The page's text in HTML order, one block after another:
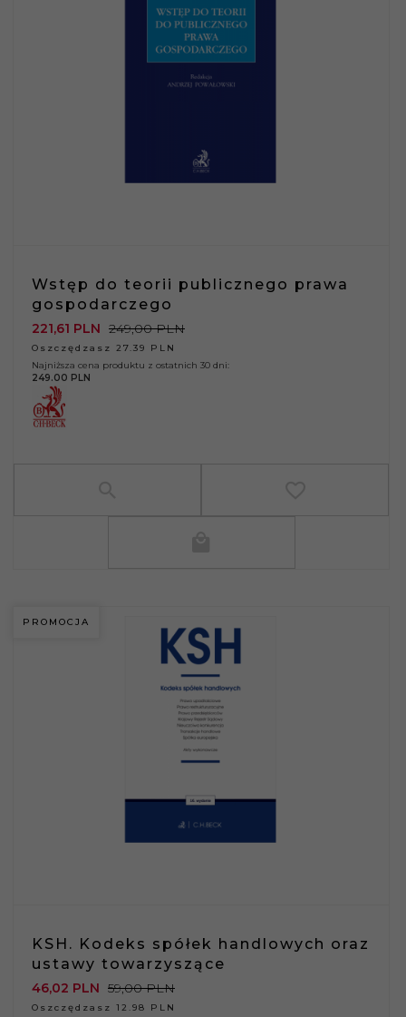
Wstęp do teorii publicznego prawa
gospodarczego
221,61 PLN 249,00 PLN
Oszczędzasz 27.39 PLN
Najniższa cena produktu z ostatnich 30 dni:
249.00 PLN
PROMOCJA
KSH. Kodeks spółek handlowych oraz
ustawy towarzyszące
46,02 PLN 59,00 PLN
Oszczędzasz 12.98 PLN